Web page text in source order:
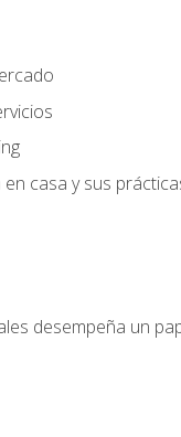
casa y sus
desempeña un